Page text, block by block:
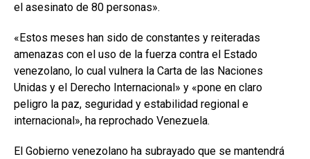
el asesinato de 80 personas».
«Estos meses han sido de constantes y reiteradas
amenazas con el uso de la fuerza contra el Estado
venezolano, lo cual vulnera la Carta de las Naciones
Unidas y el Derecho Internacional» y «pone en claro
peligro la paz, seguridad y estabilidad regional e
internacional», ha reprochado Venezuela.
El Gobierno venezolano ha subrayado que se mantendrá